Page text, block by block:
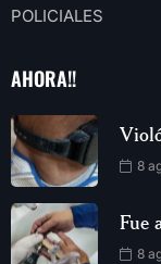
POLICIALES
AHORA!!
8
Fue
8